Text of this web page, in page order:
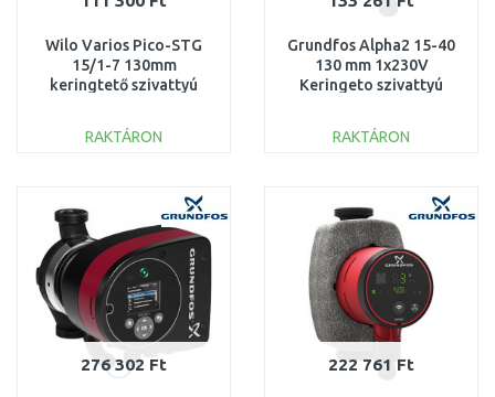
Wilo Varios Pico-STG
15/1-7 130mm
keringtető szivattyú
RAKTÁRON
Grundfos Alpha2 15-40
130 mm 1x230V
Keringeto szivattyú
RAKTÁRON
276 302 Ft 222 761 Ft